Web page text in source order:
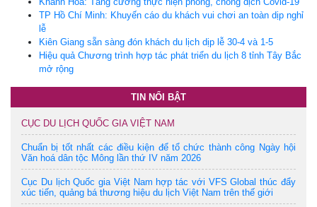
TP Hồ Chí Minh: Khuyến cáo du khách vui chơi an toàn dịp nghỉ
lễ
Kiên Giang sẵn sàng đón khách du lịch dịp lễ 30-4 và 1-5
Hiệu quả Chương trình hợp tác phát triển du lịch 8 tỉnh Tây Bắc
mở rộng
TIN NỔI BẬT
CỤC DU LỊCH QUỐC GIA VIỆT NAM
Chuẩn bị tốt nhất các điều kiện để tổ chức thành công Ngày hội
Văn hoá dân tộc Mông lần thứ IV năm 2026
Cục Du lịch Quốc gia Việt Nam hợp tác với VFS Global thúc đẩy
xúc tiến, quảng bá thương hiệu du lịch Việt Nam trên thế giới